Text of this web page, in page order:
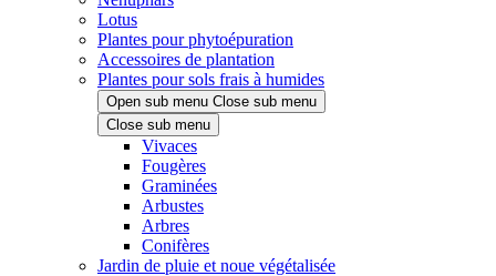
Lotus
Plantes pour phytoépuration
Accessoires de plantation
Plantes pour sols frais à humides
Open sub menu Close sub menu
Close sub menu
Vivaces
Fougères
Graminées
Arbustes
Arbres
Conifères
Jardin de pluie et noue végétalisée